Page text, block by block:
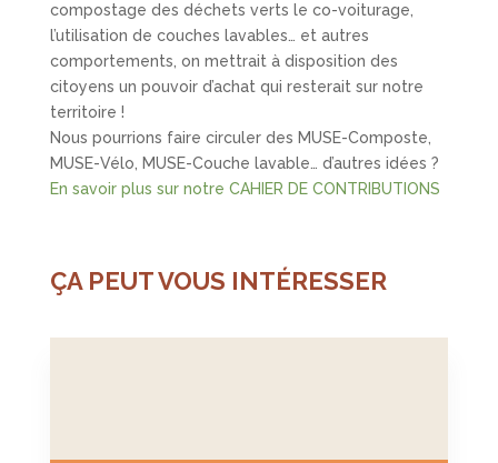
compostage des déchets verts le co-voiturage,
l’utilisation de couches lavables… et autres
comportements, on mettrait à disposition des
citoyens un pouvoir d’achat qui resterait sur notre
territoire !
Nous pourrions faire circuler des MUSE-Composte,
MUSE-Vélo, MUSE-Couche lavable… d’autres idées ?
En savoir plus sur notre CAHIER DE CONTRIBUTIONS
ÇA PEUT VOUS INTÉRESSER